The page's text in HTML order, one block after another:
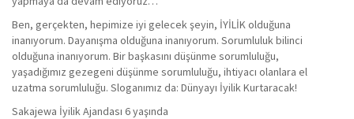
Ben, gerçekten, hepimize iyi gelecek şeyin, İYİLİK olduğuna
inanıyorum. Dayanışma olduğuna inanıyorum. Sorumluluk bilinci
olduğuna inanıyorum. Bir başkasını düşünme sorumluluğu,
yaşadığımız gezegeni düşünme sorumluluğu, ihtiyacı olanlara el
uzatma sorumluluğu. Sloganımız da: Dünyayı İyilik Kurtaracak!
Sakajewa İyilik Ajandası 6 yaşında